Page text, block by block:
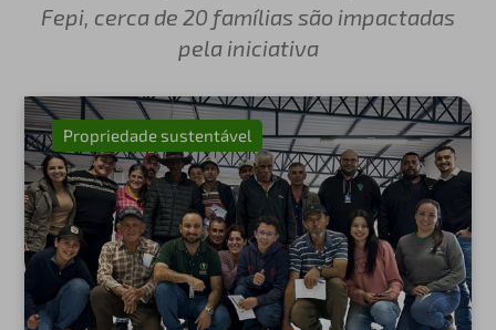
Fepi, cerca de 20 famílias são impactadas
pela iniciativa
Propriedade sustentável